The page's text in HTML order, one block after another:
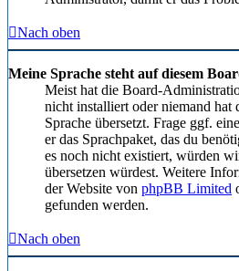
Nach oben
Meine Sprache steht auf diesem
Meist hat die Board-
nicht installiert oder niemand hat
Sprache übersetzt. Frage ggf.
er das Sprachpaket, das du
es noch nicht existiert, würden
übersetzen würdest. Weitere
der Website von phpBB Limited
gefunden werden.
Nach oben